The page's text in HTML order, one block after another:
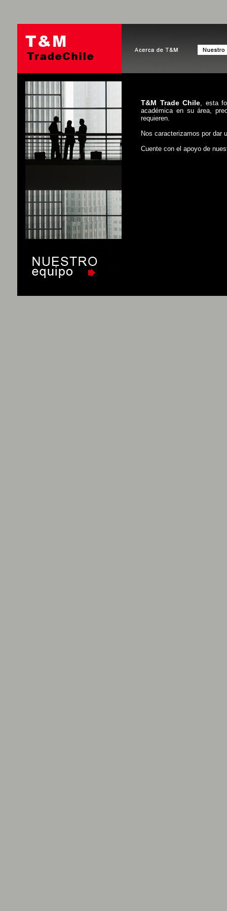
T&M Trade Chile, esta
académica en su área,
requieren.
Nos caracterizamos por dar
Cuente con el apoyo de